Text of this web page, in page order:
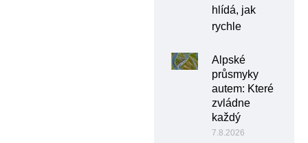
hlídá, jak
rychle
Alpské
průsmyky
autem: Které
zvládne
každý
7.8.2026